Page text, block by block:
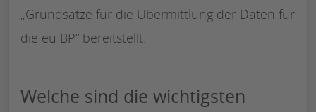
„Grundsätze für die Übermittlung der Daten für
die eu BP“ bereitstellt.
Welche sind die wichtigsten